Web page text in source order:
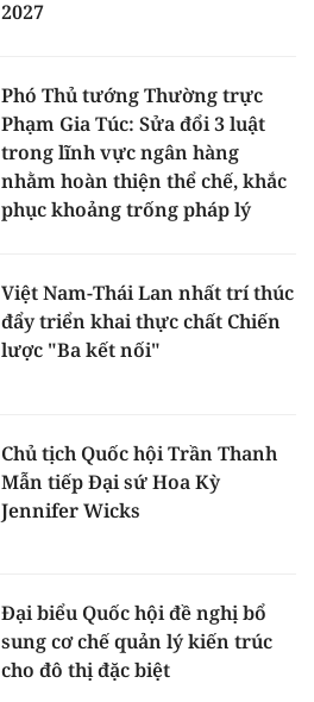
2027
Phó Thủ tướng Thường trực
Phạm Gia Túc: Sửa đổi 3 luật
trong lĩnh vực ngân hàng
nhằm hoàn thiện thể chế, khắc
phục khoảng trống pháp lý
Việt Nam-Thái Lan nhất trí thúc
đẩy triển khai thực chất Chiến
lược "Ba kết nối"
Chủ tịch Quốc hội Trần Thanh
Mẫn tiếp Đại sứ Hoa Kỳ
Jennifer Wicks
Đại biểu Quốc hội đề nghị bổ
sung cơ chế quản lý kiến trúc
cho đô thị đặc biệt